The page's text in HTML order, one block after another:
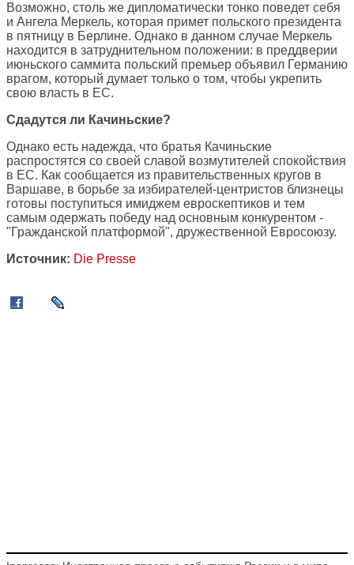
Возможно, столь же дипломатически тонко поведет себя
и Ангела Меркель, которая примет польского президента
в пятницу в Берлине. Однако в данном случае Меркель
находится в затруднительном положении: в преддверии
июньского саммита польский премьер объявил Германию
врагом, который думает только о том, чтобы укрепить
свою власть в ЕС.
Сдадутся ли Качиньские?
Однако есть надежда, что братья Качиньские
распростятся со своей славой возмутителей спокойствия
в ЕС. Как сообщается из правительственных кругов в
Варшаве, в борьбе за избирателей-центристов близнецы
готовы поступиться имиджем евроскептиков и тем
самым одержать победу над основным конкурентом -
"Гражданской платформой", дружественной Евросоюзу.
Источник: Die Presse